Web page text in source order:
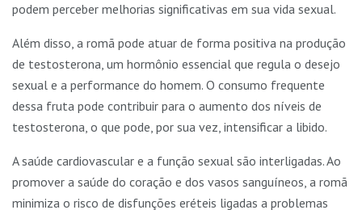
podem perceber melhorias significativas em sua vida sexual.
Além disso, a romã pode atuar de forma positiva na produção
de testosterona, um hormônio essencial que regula o desejo
sexual e a performance do homem. O consumo frequente
dessa fruta pode contribuir para o aumento dos níveis de
testosterona, o que pode, por sua vez, intensificar a libido.
A saúde cardiovascular e a função sexual são interligadas. Ao
promover a saúde do coração e dos vasos sanguíneos, a romã
minimiza o risco de disfunções eréteis ligadas a problemas